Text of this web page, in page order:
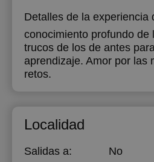
Detalles de la experiencia
conocimiento profundo de
trucos de los de antes
aprendizaje. Amor por las
retos.
Localidad
Salidas a: No